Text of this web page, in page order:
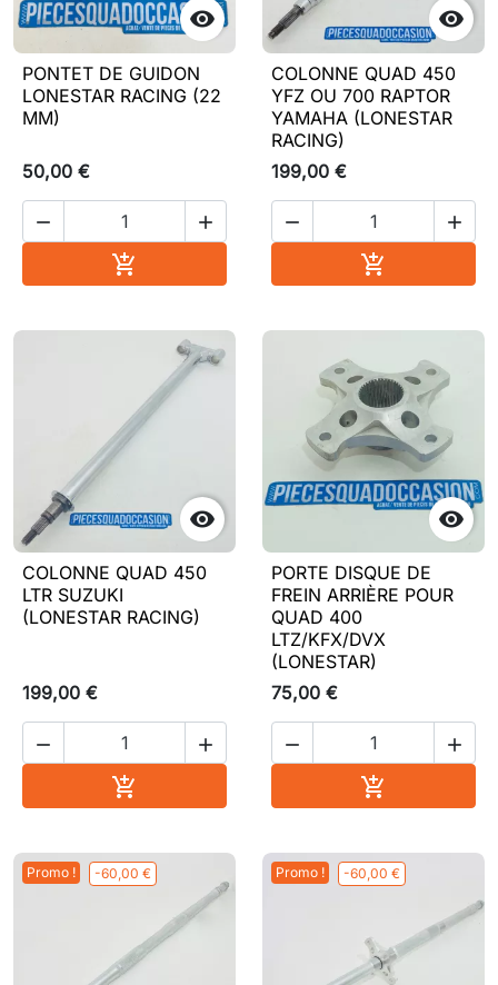

PONTET DE GUIDON
LONESTAR RACING (22
MM)
50,00 €
 


COLONNE QUAD 450
YFZ OU 700 RAPTOR
YAMAHA (LONESTAR
RACING)
199,00 €
 


COLONNE QUAD 450
LTR SUZUKI
(LONESTAR RACING)
199,00 €
 


PORTE DISQUE DE
FREIN ARRIÈRE POUR
QUAD 400
LTZ/KFX/DVX
(LONESTAR)
75,00 €
 

Promo ! -60,00 € Promo ! -60,00 €